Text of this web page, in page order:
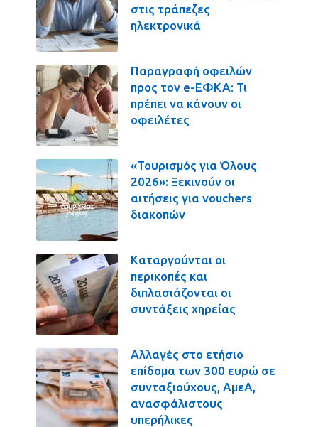
στις τράπεζες
ηλεκτρονικά
Παραγραφή οφειλών
προς τον e-ΕΦΚΑ: Τι
πρέπει να κάνουν οι
οφειλέτες
«Τουρισμός για Όλους
2026»: Ξεκινούν οι
αιτήσεις για vouchers
διακοπών
Καταργούνται οι
περικοπές και
διπλασιάζονται οι
συντάξεις χηρείας
Αλλαγές στο ετήσιο
επίδομα των 300 ευρώ σε
συνταξιούχους, ΑμεΑ,
ανασφάλιστους
υπερήλικες